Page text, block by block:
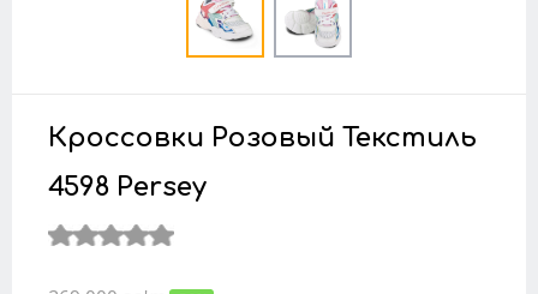
Кроссовки Розовый Текстиль
4598 Persey